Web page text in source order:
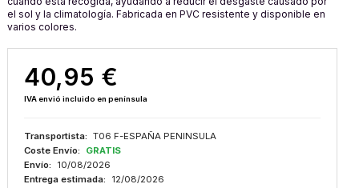
el sol y la climatología. Fabricada en PVC resistente y disponible en
varios colores.
40,95 €
IVA envió incluido en península
Transportista: T06 F-ESPAÑA PENINSULA
Coste Envío:
GRATIS
Envío:
10/08/2026
Entrega estimada:
12/08/2026